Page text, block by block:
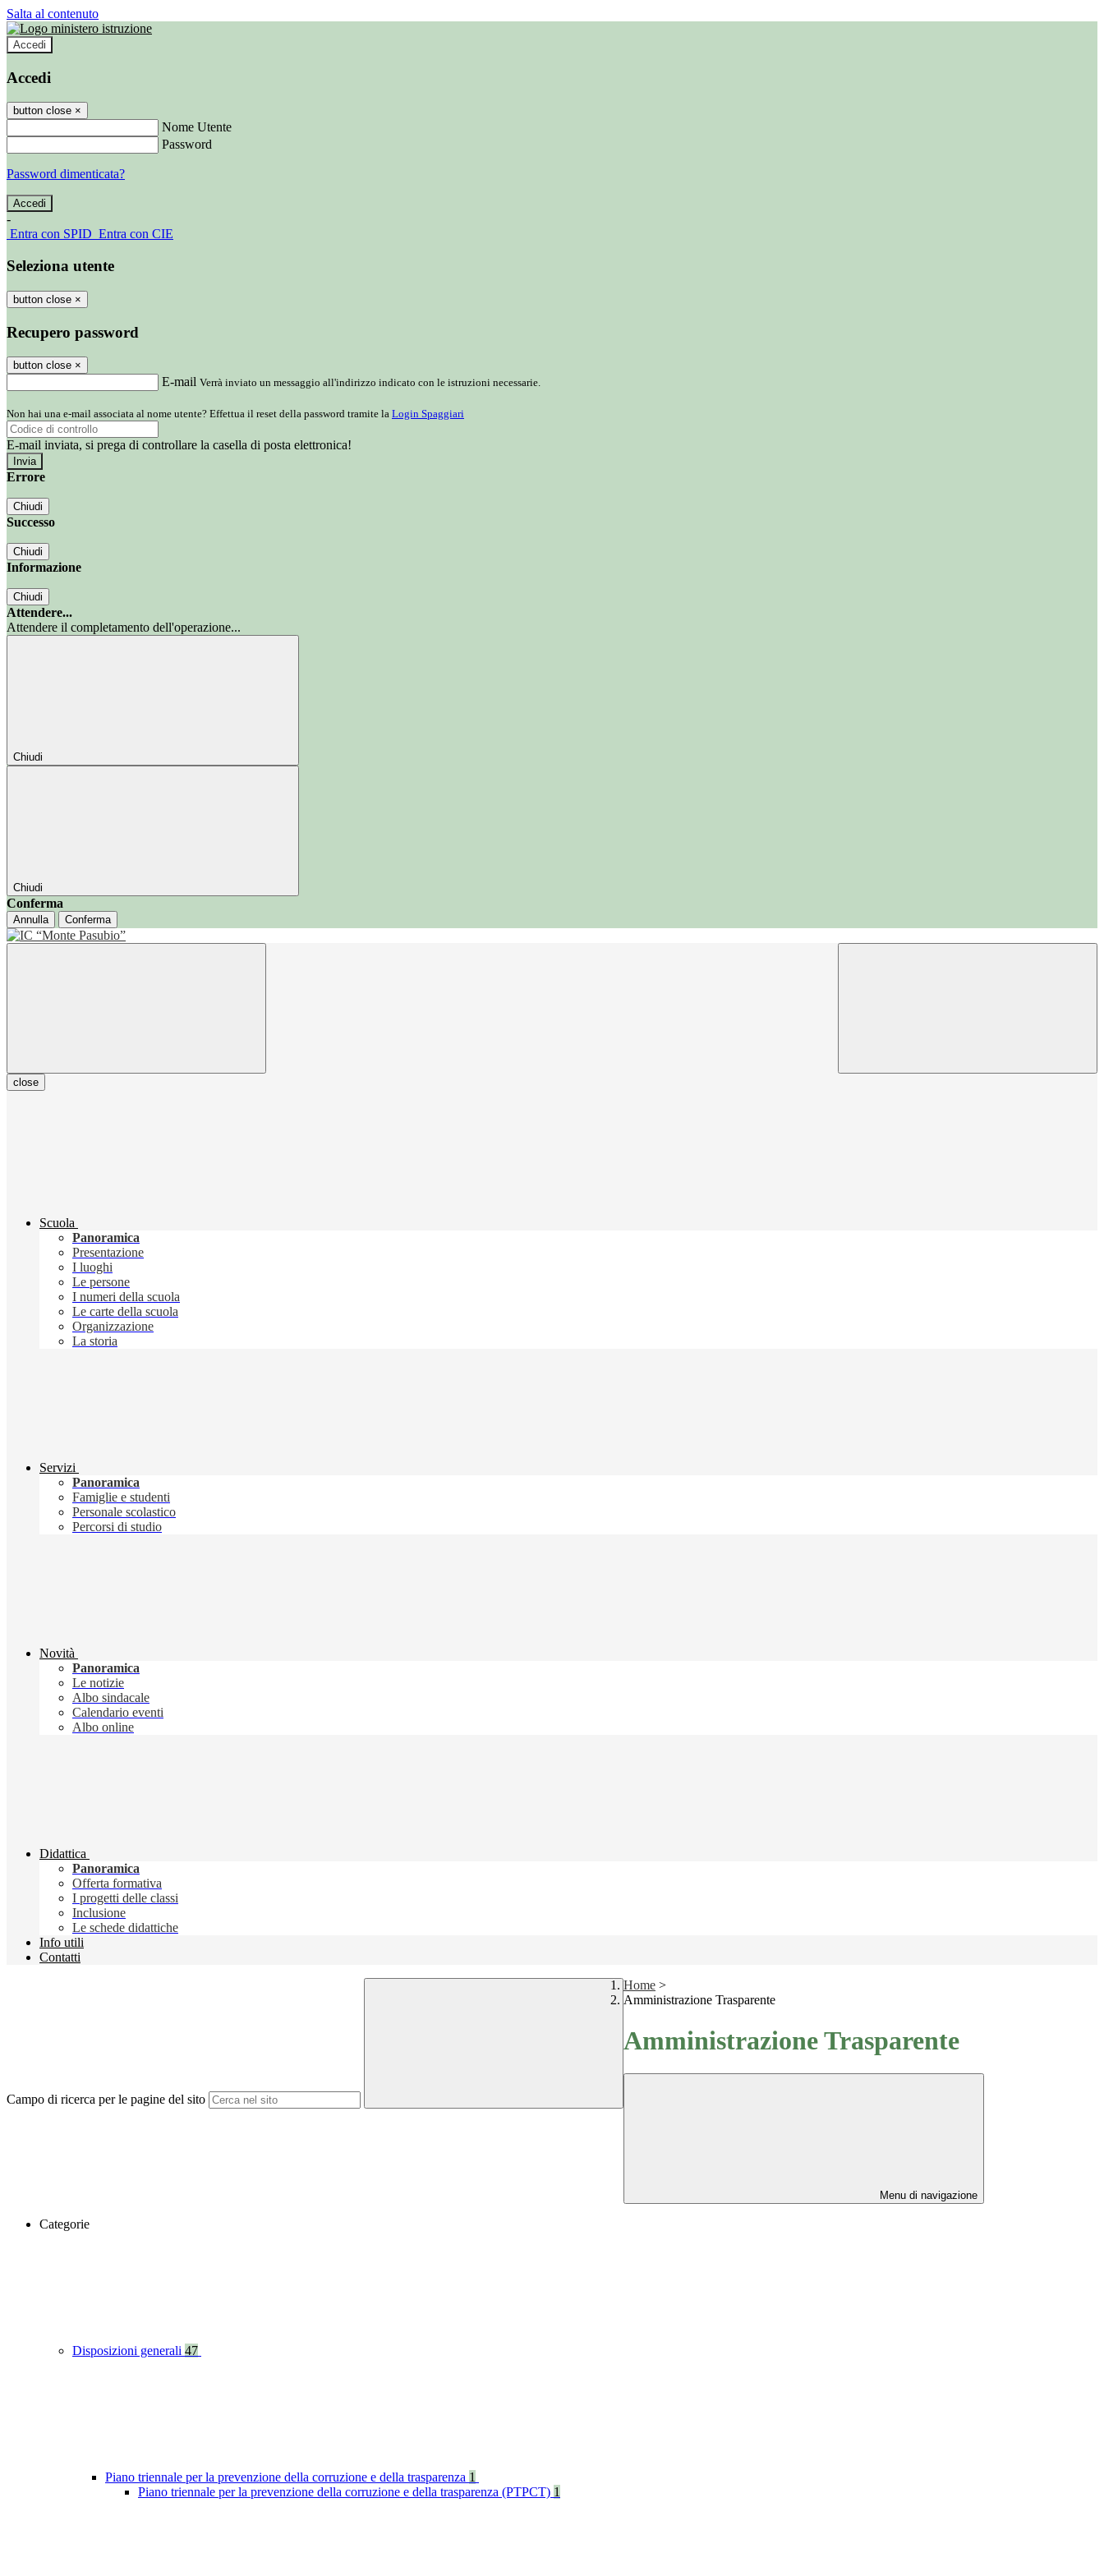
Salta al contenuto
Accedi
Accedi
button close ×
Nome Utente
Password
Password dimenticata?
-
Entra con SPID Entra con CIE
Seleziona utente
button close ×
Recupero password
button close ×
E-mail Verrà inviato un messaggio all'indirizzo indicato con le istruzioni necessarie.
Non hai una e-mail associata al nome utente? Effettua il reset della password tramite la Login Spaggiari
E-mail inviata, si prega di controllare la casella di posta elettronica!
Errore
Chiudi
Successo
Chiudi
Informazione
Chiudi
Attendere...
Attendere il completamento dell'operazione...
Chiudi
Chiudi
Conferma
Annulla Conferma
close
Scuola
Panoramica
Presentazione
I luoghi
Le persone
I numeri della scuola
Le carte della scuola
Organizzazione
La storia
Servizi
Panoramica
Famiglie e studenti
Personale scolastico
Percorsi di studio
Novità
Panoramica
Le notizie
Albo sindacale
Calendario eventi
Albo online
Didattica
Panoramica
Offerta formativa
I progetti delle classi
Inclusione
Le schede didattiche
Info utili
Contatti
Campo di ricerca per le pagine del sito
Home >
Amministrazione Trasparente
Amministrazione Trasparente
Menu di navigazione
Categorie
Disposizioni generali 47
Piano triennale per la prevenzione della corruzione e della trasparenza 1
Piano triennale per la prevenzione della corruzione e della trasparenza (PTPCT) 1